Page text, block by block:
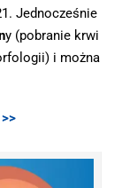
Jednocześnie
y (pobranie krwi
i można